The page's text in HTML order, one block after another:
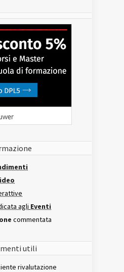
agli Eventi
commentata
utili
rivalutazione